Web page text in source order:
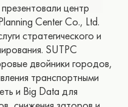
центр
Center Co., Ltd.
стратегического и
SUTPC
двойники городов,
транспортными
и Big Data для